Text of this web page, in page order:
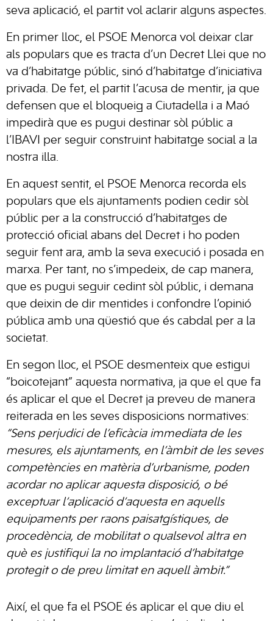
seva aplicació, el partit vol aclarir alguns aspectes.
En primer lloc, el PSOE Menorca vol deixar clar
als populars que es tracta d’un Decret Llei que no
va d’habitatge públic, sinó d’habitatge d’iniciativa
privada. De fet, el partit l’acusa de mentir, ja que
defensen que el bloqueig a Ciutadella i a Maó
impedirà que es pugui destinar sòl públic a
l’IBAVI per seguir construint habitatge social a la
nostra illa.
En aquest sentit, el PSOE Menorca recorda els
populars que els ajuntaments podien cedir sòl
públic per a la construcció d’habitatges de
protecció oficial abans del Decret i ho poden
seguir fent ara, amb la seva execució i posada en
marxa. Per tant, no s’impedeix, de cap manera,
que es pugui seguir cedint sòl públic, i demana
que deixin de dir mentides i confondre l’opinió
pública amb una qüestió que és cabdal per a la
societat.
En segon lloc, el PSOE desmenteix que estigui
“boicotejant” aquesta normativa, ja que el que fa
és aplicar el que el Decret ja preveu de manera
reiterada en les seves disposicions normatives:
“Sens perjudici de l’eficàcia immediata de les
mesures, els ajuntaments, en l’àmbit de les seves
competències en matèria d’urbanisme, poden
acordar no aplicar aquesta disposició, o bé
exceptuar l’aplicació d’aquesta en aquells
equipaments per raons paisatgístiques, de
procedència, de mobilitat o qualsevol altra en
què es justifiqui la no implantació d’habitatge
protegit o de preu limitat en aquell àmbit.”
Així, el que fa el PSOE és aplicar el que diu el